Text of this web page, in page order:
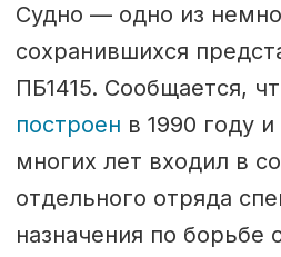
Судно — одно из
сохранившихся
ПБ1415. Сообщается,
построен в 1990 году
многих лет входил в
отдельного отряда
назначения по борьбе